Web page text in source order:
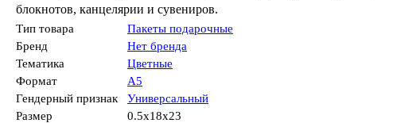
блокнотов, канцелярии и сувениров.
Тип товара
Пакеты подарочные
Бренд
Нет бренда
Тематика
Цветные
Формат
А5
Гендерный признак
Универсальный
Размер
0.5x18x23